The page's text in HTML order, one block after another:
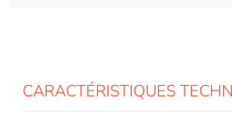
CARACTÉRISTIQUES